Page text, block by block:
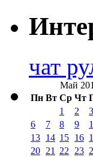
чат
Май
Пн Вт Ср Чт
1 2 3
6
7 8 9
13 14 15 16
20 21 22 23